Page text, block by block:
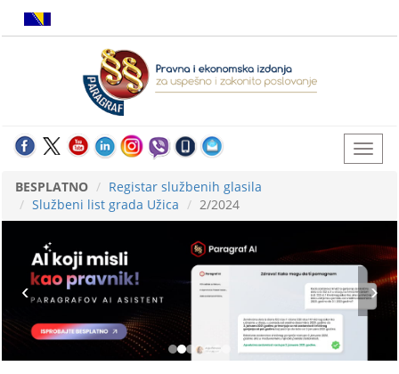
BESPLATNO
Registar službenih glasila
Službeni list grada Užica
2/2024